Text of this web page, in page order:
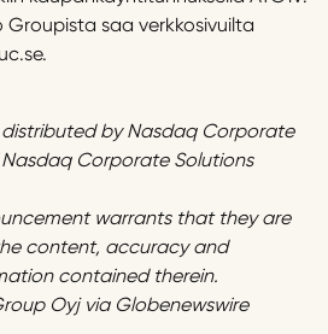
saa verkkosivuilta
distributed by Nasdaq Corporate
Corporate Solutions
warrants that they are
content, accuracy and
contained therein.
Oyj via Globenewswire